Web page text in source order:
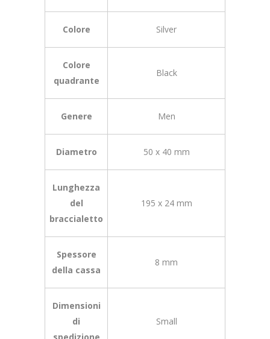
Colore Silver
Colore
quadrante
Black
Genere Men
Diametro 50 x 40 mm
Lunghezza
del
braccialetto
195 x 24 mm
Spessore
della cassa
8 mm
Dimensioni
di
Small